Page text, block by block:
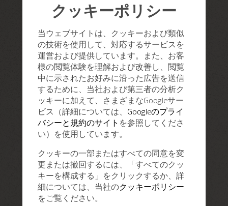
クッキーポリシー
当ウェブサイトは、クッキーおよび類似
の技術を使用して、対応するサービスを
運営および提供しています。また、お客
様の閲覧体験を理解および改善し、閲覧
中に示されたお好みに沿った広告を送信
するために、当社および第三者の分析ク
ッキーに加えて、さまざまなGoogleサー
ビス（詳細については、 Googleのプライ
バシーと規約のサイト を参照してくださ
い）を使用しています。
クッキーの一部またはすべての同意を変
更または撤回するには、「すべてのクッ
キーを構成する」をクリックするか、詳
細については、当社のクッキーポリシー
をご覧ください。